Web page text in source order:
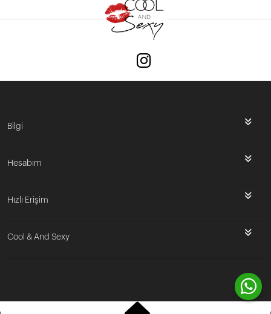
Bilgi
Hesabım
Hızlı Erişim
Cool & And Sexy